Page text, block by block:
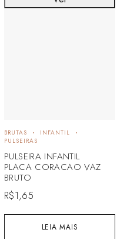
LEIA MAIS
BRUTAS
INFANTIL
PULSEIRAS
PULSEIRA INFANTIL
PLACA CORACAO VAZ
BRUTO
R$1,65